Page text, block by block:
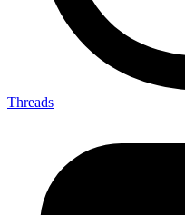
Threads